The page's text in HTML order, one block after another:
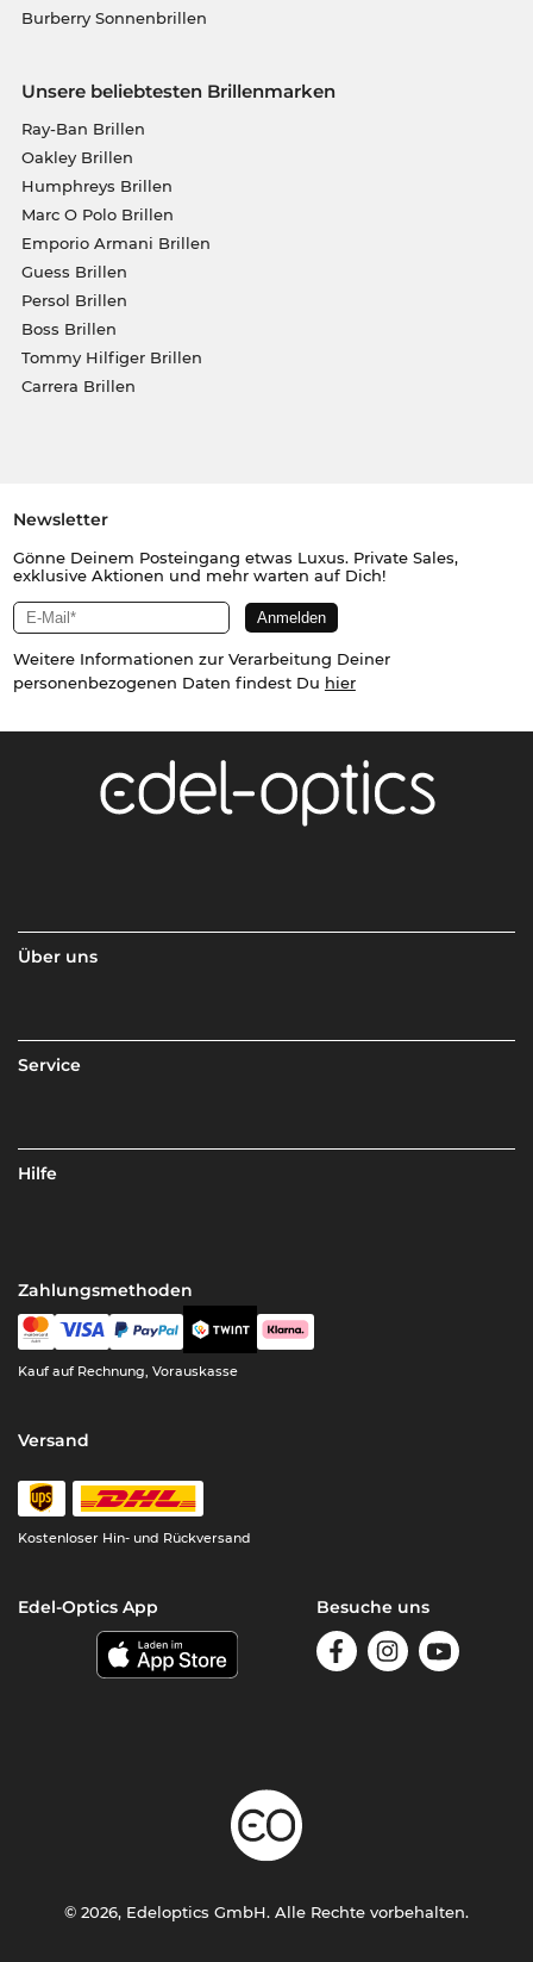
Burberry Sonnenbrillen
Unsere beliebtesten Brillenmarken
Ray-Ban Brillen
Oakley Brillen
Humphreys Brillen
Marc O Polo Brillen
Emporio Armani Brillen
Guess Brillen
Persol Brillen
Boss Brillen
Tommy Hilfiger Brillen
Carrera Brillen
Newsletter
Gönne Deinem Posteingang etwas Luxus. Private Sales,
exklusive Aktionen und mehr warten auf Dich!
Weitere Informationen zur Verarbeitung Deiner
personenbezogenen Daten findest Du hier
Über uns
Service
Hilfe
Zahlungsmethoden
Kauf auf Rechnung, Vorauskasse
Versand
Kostenloser Hin- und Rückversand
Edel-Optics App Besuche uns
© 2026, Edeloptics GmbH. Alle Rechte vorbehalten.